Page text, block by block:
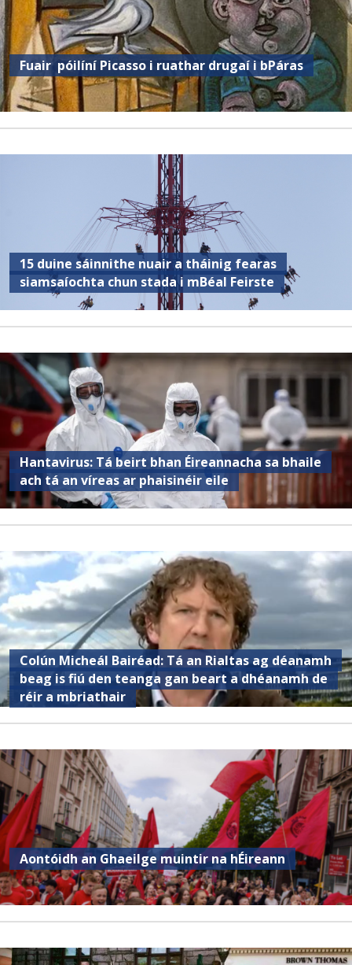
Fuair ​​ póilíní Picasso i ruathar drugaí i bPáras
15 duine sáinnithe nuair a tháinig fearas
siamsaíochta chun stada i mBéal Feirste
Hantavirus: Tá beirt bhan Éireannacha sa bhaile
ach tá an víreas ar phaisinéir eile
Colún Micheál Bairéad: Tá an Rialtas ag déanamh
beag is fiú den teanga gan beart a dhéanamh de
réir a mbriathair
Aontóidh an Ghaeilge muintir na hÉireann